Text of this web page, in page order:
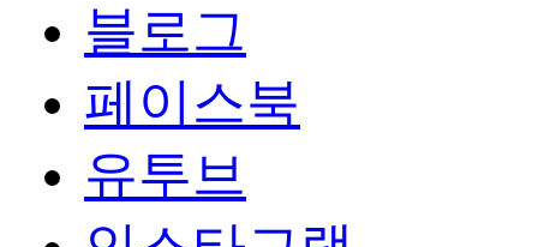
블로그
페이스북
유투브